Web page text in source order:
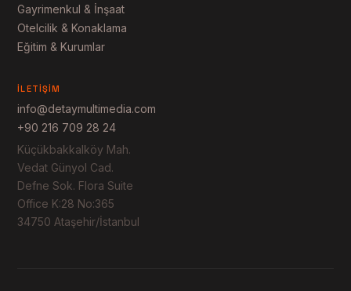
Gayrimenkul & İnşaat
Otelcilik & Konaklama
Eğitim & Kurumlar
İLETIŞIM
info@detaymultimedia.com
+90 216 709 28 24
Küçükbakkalköy Mah.
Vedat Günyol Cad.
Defne Sok. Flora Suite
Office K:28 No:365
34750 Ataşehir/İstanbul